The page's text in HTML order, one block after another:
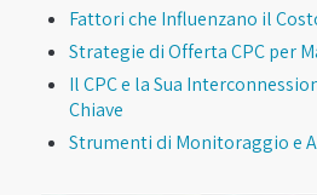
Fattori che Influenzano il
Strategie di Offerta CPC per
Il CPC e la Sua
Chiave
Strumenti di Monitoraggio e